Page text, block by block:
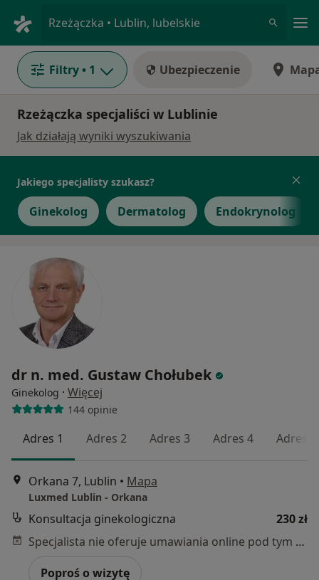
Rzeżączka • Lublin, lubelskie
Filtry • 1 Ubezpieczenie
Rzeżączka specjaliści w Lublinie
Jak działają wyniki wyszukiwania
Jakiego specjalisty szukasz?
Ginekolog Dermatolog Endokrynolog
dr n. med. Gustaw Chołubek
Ginekolog · Więcej
144 opinie
Adres 1 Adres 2 Adres 3 Adres 4 Adres 5
Orkana 7, Lublin • Mapa
Luxmed Lublin - Orkana
Konsultacja ginekologiczna
230 zł
Specjalista nie oferuje umawiania online pod tym adresem.
Poproś o wizytę